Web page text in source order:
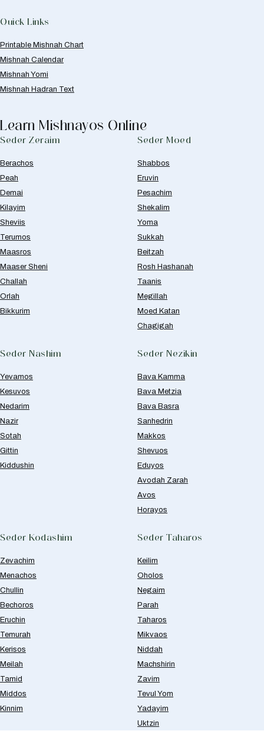
Quick Links
Printable Mishnah Chart
Mishnah Calendar
Mishnah Yomi
Mishnah Hadran Text
Learn Mishnayos Online
Seder Zeraim
Berachos
Peah
Demai
Kilayim
Sheviis
Terumos
Maasros
Maaser Sheni
Challah
Orlah
Bikkurim
Seder Moed
Shabbos
Eruvin
Pesachim
Shekalim
Yoma
Sukkah
Beitzah
Rosh Hashanah
Taanis
Megillah
Moed Katan
Chagigah
Seder Nashim
Yevamos
Kesuvos
Nedarim
Nazir
Sotah
Gittin
Kiddushin
Seder Nezikin
Bava Kamma
Bava Metzia
Bava Basra
Sanhedrin
Makkos
Shevuos
Eduyos
Avodah Zarah
Avos
Horayos
Seder Kodashim
Zevachim
Menachos
Chullin
Bechoros
Eruchin
Temurah
Kerisos
Meilah
Tamid
Middos
Kinnim
Seder Taharos
Keilim
Oholos
Negaim
Parah
Taharos
Mikvaos
Niddah
Machshirin
Zavim
Tevul Yom
Yadayim
Uktzin